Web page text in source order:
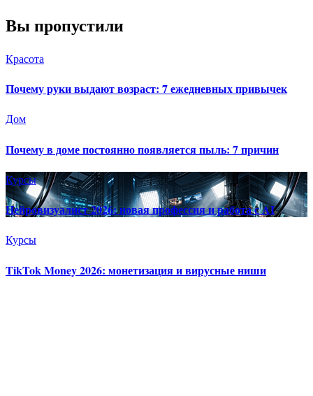
Вы пропустили
Красота
Почему руки выдают возраст: 7 ежедневных привычек
Дом
Почему в доме постоянно появляется пыль: 7 причин
Курсы
Нейровизуалист 2026: новая профессия и работа с AI
Курсы
TikTok Money 2026: монетизация и вирусные ниши